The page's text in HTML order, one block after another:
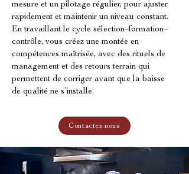
mesure et un pilotage régulier, pour ajuster
rapidement et maintenir un niveau constant.
En travaillant le cycle sélection–formation–
contrôle, vous créez une montée en
compétences maîtrisée, avec des rituels de
management et des retours terrain qui
permettent de corriger avant que la baisse
de qualité ne s’installe.
Contactez nous